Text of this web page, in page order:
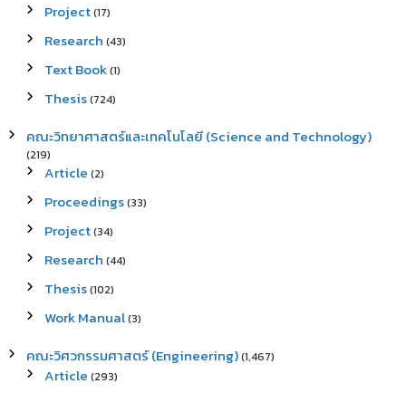
Project(17)
Research (43)
Text Book(1)
Thesis(724)
คณะวิทยาศาสตร์และเทคโนโลยี (Science and Technology)
(219)
Article (2)
Proceedings(33)
Project(34)
Research (44)
Thesis(102)
Work Manual(3)
คณะวิศวกรรมศาสตร์ (Engineering)(1,467)
Article (293)